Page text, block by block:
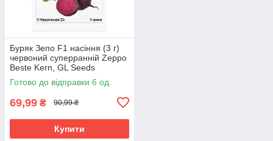
Буряк Зепо F1 насіння (3 г)
червоний суперранній Zeppo
Beste Kern, GL Seeds
Готово до відправки 6 од.
69,99 ₴ 90,99 ₴
Купити